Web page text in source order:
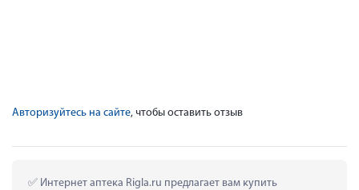
Авторизуйтесь на сайте, чтобы оставить отзыв
Интернет аптека Rigla.ru предлагает вам купить